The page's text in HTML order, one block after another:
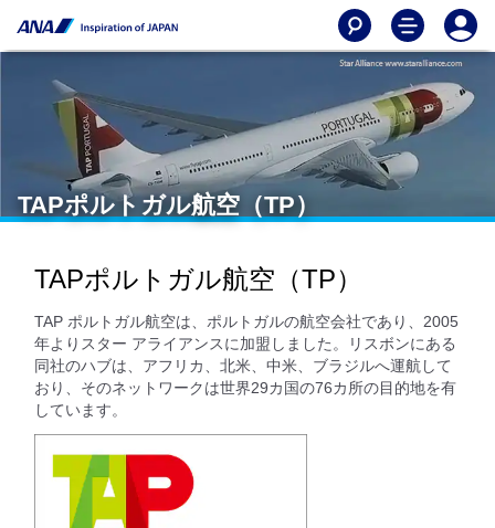
TAPポルトガル航空（TP）
TAPポルトガル航空（TP）
TAP ポルトガル航空は、ポルトガルの航空会社であり、2005
年よりスター アライアンスに加盟しました。リスボンにある
同社のハブは、アフリカ、北米、中米、ブラジルへ運航して
おり、そのネットワークは世界29カ国の76カ所の目的地を有
しています。